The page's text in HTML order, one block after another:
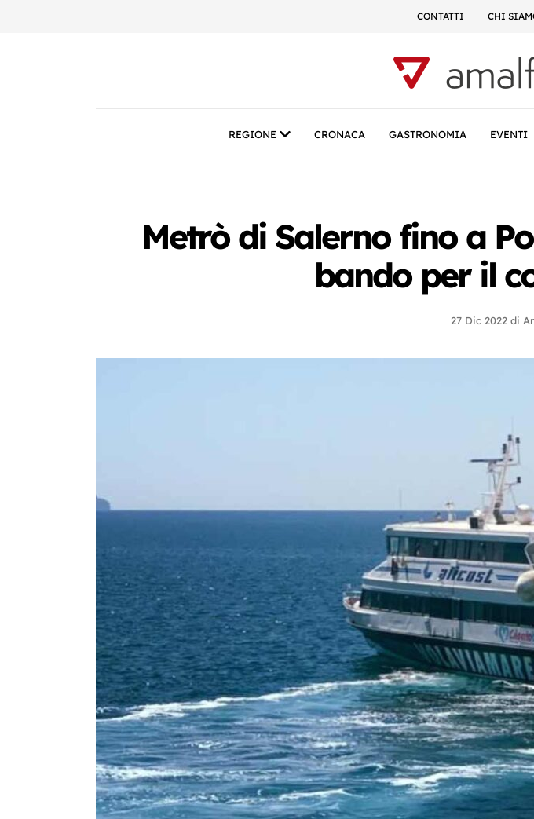
CONTATTI CHI
REGIONE CRONACA GASTRONOMIA EVENTI
Metrò di Salerno fino a
bando per il
27 Dic 2022 di